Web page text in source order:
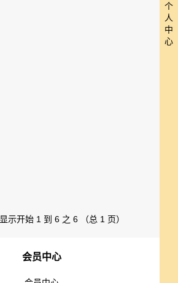
个
人
中
心
显示开始 1 到 6 之 6 （总 1 页）
会员中心